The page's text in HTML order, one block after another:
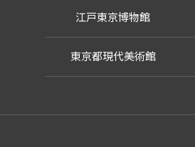
江戸東京博物館
東京都現代美術館